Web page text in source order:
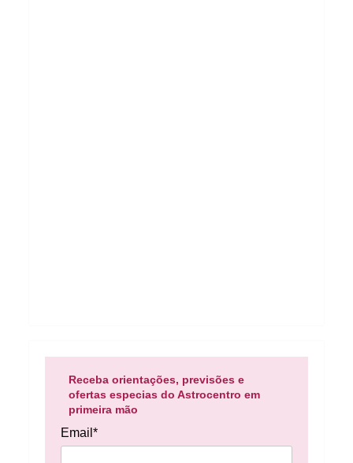
Receba orientações, previsões e
ofertas especias do Astrocentro em
primeira mão
Email*